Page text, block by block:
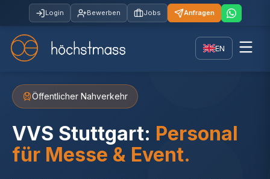
Login Bewerben Jobs Anfragen
EN
Öffentlicher Nahverkehr
VVS Stuttgart: Personal
für Messe & Event.